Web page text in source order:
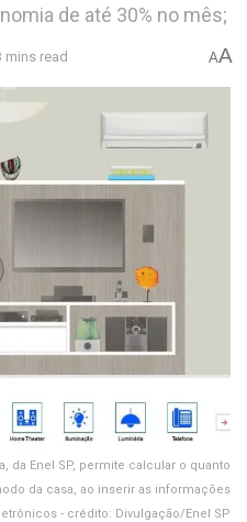
de até 30% no mês;
mins read AA
da Enel SP, permite calcular o quanto
da casa, ao inserir as informações
- crédito: Divulgação/Enel SP